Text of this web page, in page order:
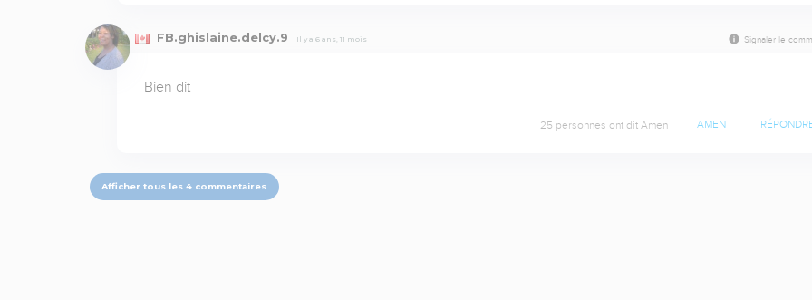
FB.ghislaine.delcy.9 Il y a 6 ans, 11 mois Signaler le
Bien dit
25 personnes ont dit Amen AMEN
Afficher tous les 4 commentaires